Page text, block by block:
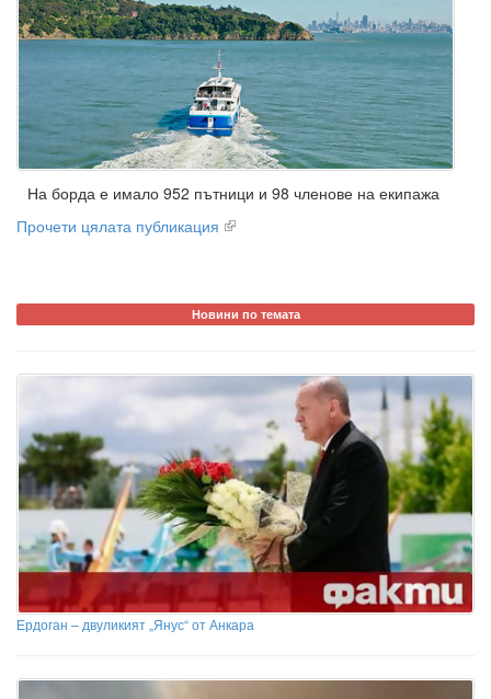
На борда е имало 952 пътници и 98 членове на екипажа
Прочети цялата публикация
Новини по темата
Ердоган – двуликият „Янус“ от Анкара